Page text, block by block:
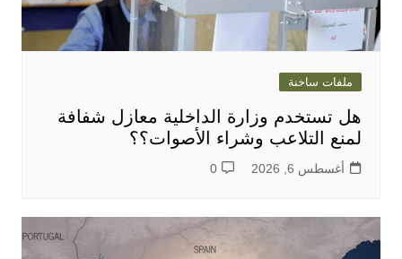
ملفات ساخنة
هل تستخدم وزارة الداخلية معازل شفافة
لمنع التلاعب وشراء الأصوات؟؟
أغسطس 6, 2026 0